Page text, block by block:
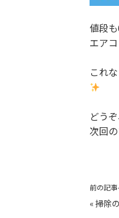
値段
エア
これ
どう
次回
前の記
« 掃除